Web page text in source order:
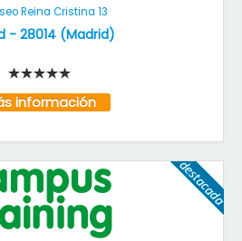
Reina Cristina 13
- 28014 (Madrid)
información